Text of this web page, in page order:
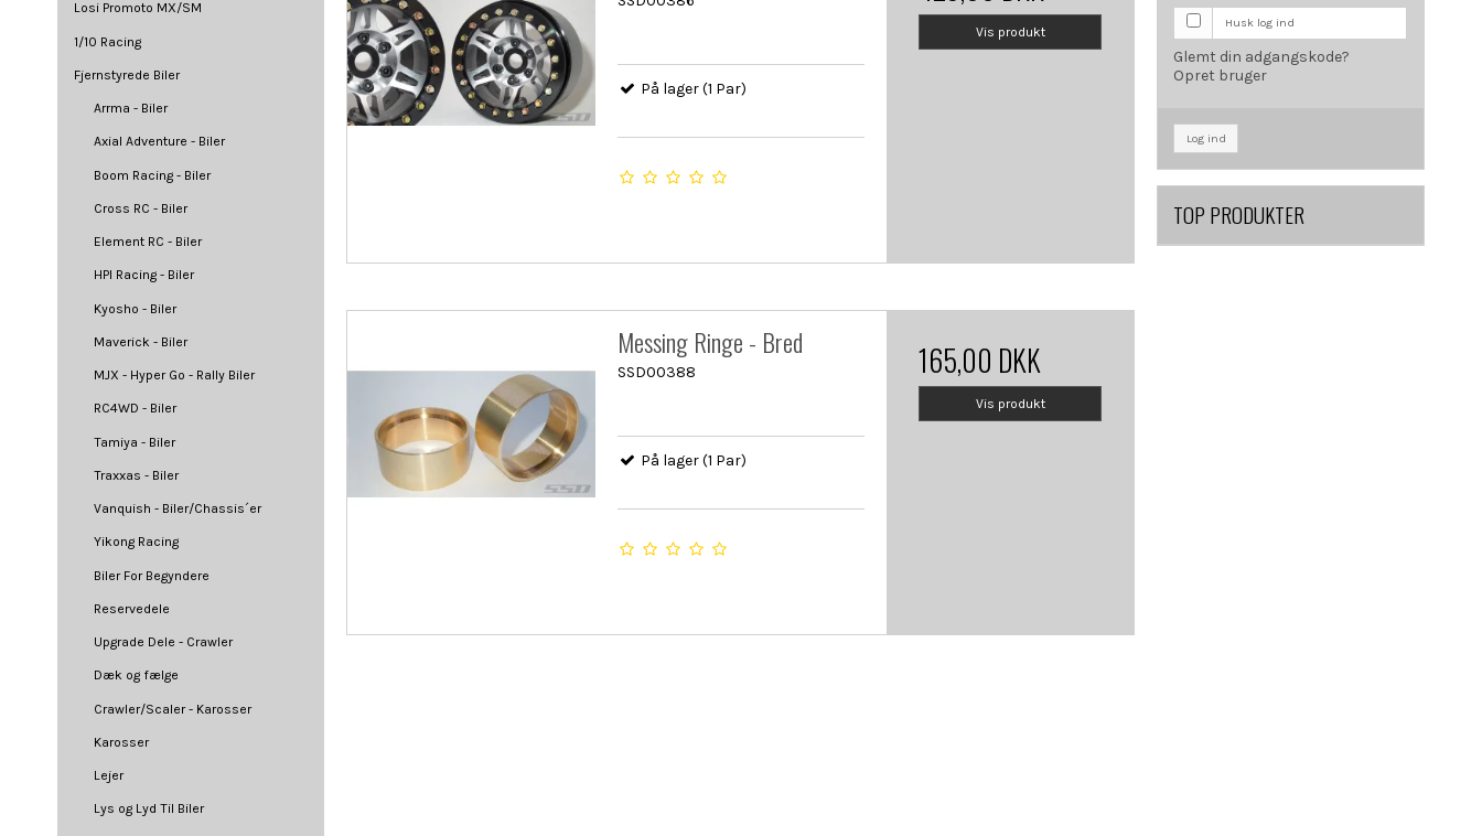
Losi Promoto MX/SM
1/10 Racing
Fjernstyrede Biler
Arrma - Biler
Axial Adventure - Biler
Boom Racing - Biler
Cross RC - Biler
Element RC - Biler
HPI Racing - Biler
Kyosho - Biler
Maverick - Biler
MJX - Hyper Go - Rally Biler
RC4WD - Biler
Tamiya - Biler
Traxxas - Biler
Vanquish - Biler/Chassis´er
Yikong Racing
Biler For Begyndere
Reservedele
Upgrade Dele - Crawler
Dæk og fælge
Crawler/Scaler - Karosser
Karosser
Lejer
Lys og Lyd Til Biler
På lager (1 Par)
Vis produkt
Messing Ringe - Bred
SSD00388
På lager (1 Par)
165,00 DKK
Vis produkt
Husk log ind
Glemt din adgangskode?
Opret bruger
Log ind
TOP PRODUKTER